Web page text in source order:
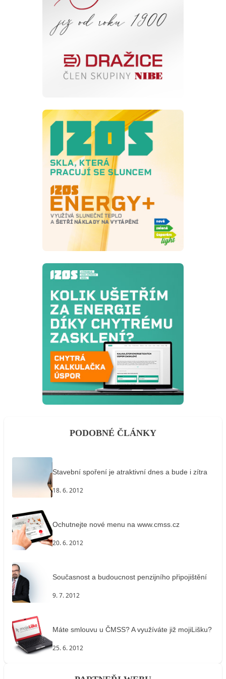
PODOBNÉ ČLÁNKY
Stavební spoření je atraktivní dnes a bude i zítra
18. 6. 2012
Ochutnejte nové menu na www.cmss.cz
20. 6. 2012
Současnost a budoucnost penzijního připojištění
9. 7. 2012
Máte smlouvu u ČMSS? A využíváte již mojiLišku?
25. 6. 2012